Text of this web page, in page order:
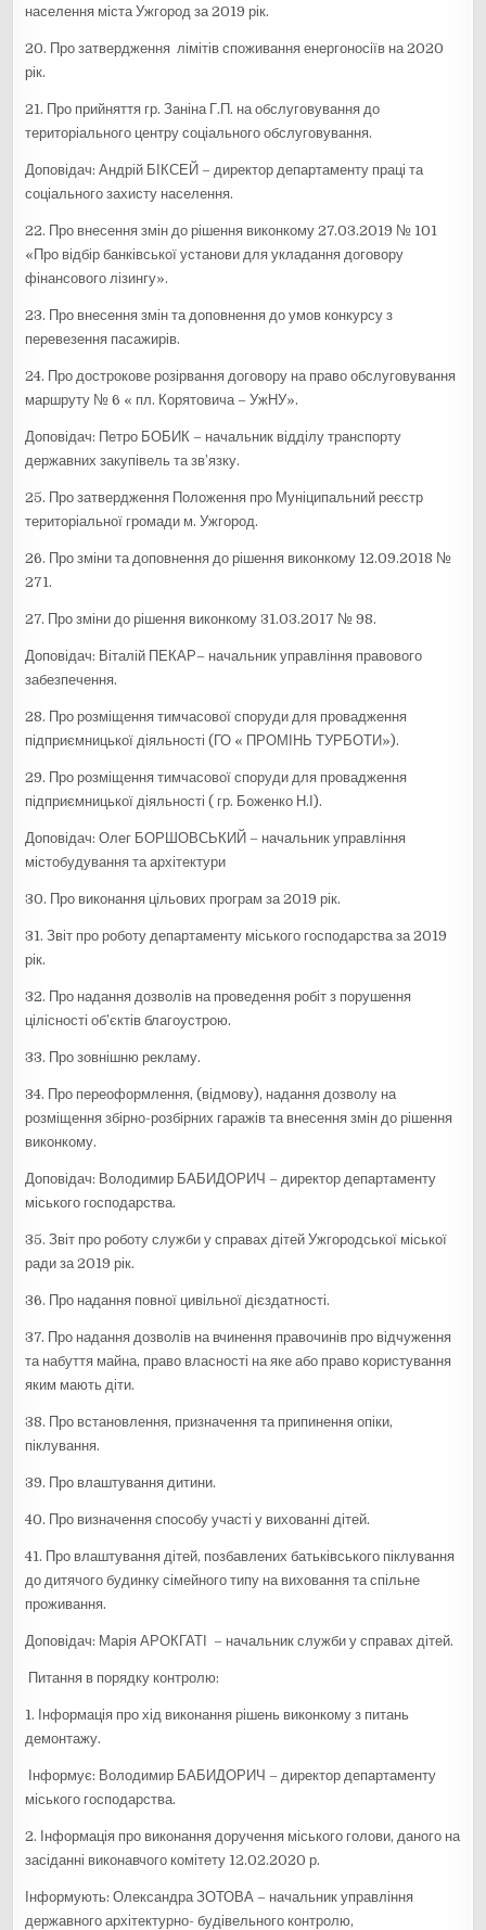
населення міста Ужгород за 2019 рік.
20. Про затвердження лімітів споживання енергоносіїв на 2020
рік.
21. Про прийняття гр. Заніна Г.П. на обслуговування до
територіального центру соціального обслуговування.
Доповідач: Андрій БІКСЕЙ – директор департаменту праці та
соціального захисту населення.
22. Про внесення змін до рішення виконкому 27.03.2019 № 101
«Про відбір банківської установи для укладання договору
фінансового лізингу».
23. Про внесення змін та доповнення до умов конкурсу з
перевезення пасажирів.
24. Про дострокове розірвання договору на право обслуговування
маршруту № 6 « пл. Корятовича – УжНУ».
Доповідач: Петро БОБИК – начальник відділу транспорту
державних закупівель та зв’язку.
25. Про затвердження Положення про Муніципальний реєстр
територіальної громади м. Ужгород.
26. Про зміни та доповнення до рішення виконкому 12.09.2018 №
271.
27. Про зміни до рішення виконкому 31.03.2017 № 98.
Доповідач: Віталій ПЕКАР– начальник управління правового
забезпечення.
28. Про розміщення тимчасової споруди для провадження
підприємницької діяльності (ГО « ПРОМІНЬ ТУРБОТИ»).
29. Про розміщення тимчасової споруди для провадження
підприємницької діяльності ( гр. Боженко Н.І).
Доповідач: Олег БОРШОВСЬКИЙ – начальник управління
містобудування та архітектури
30. Про виконання цільових програм за 2019 рік.
31. Звіт про роботу департаменту міського господарства за 2019
рік.
32. Про надання дозволів на проведення робіт з порушення
цілісності об’єктів благоустрою.
33. Про зовнішню рекламу.
34. Про переоформлення, (відмову), надання дозволу на
розміщення збірно-розбірних гаражів та внесення змін до рішення
виконкому.
Доповідач: Володимир БАБИДОРИЧ – директор департаменту
міського господарства.
35. Звіт про роботу служби у справах дітей Ужгородської міської
ради за 2019 рік.
36. Про надання повної цивільної дієздатності.
37. Про надання дозволів на вчинення правочинів про відчуження
та набуття майна, право власності на яке або право користування
яким мають діти.
38. Про встановлення, призначення та припинення опіки,
піклування.
39. Про влаштування дитини.
40. Про визначення способу участі у вихованні дітей.
41. Про влаштування дітей, позбавлених батьківського піклування
до дитячого будинку сімейного типу на виховання та спільне
проживання.
Доповідач: Марія АРОКГАТІ – начальник служби у справах дітей.
Питання в порядку контролю:
1. Інформація про хід виконання рішень виконкому з питань
демонтажу.
Інформує: Володимир БАБИДОРИЧ – директор департаменту
міського господарства.
2. Інформація про виконання доручення міського голови, даного на
засіданні виконавчого комітету 12.02.2020 р.
Інформують: Олександра ЗОТОВА – начальник управління
державного архітектурно- будівельного контролю,